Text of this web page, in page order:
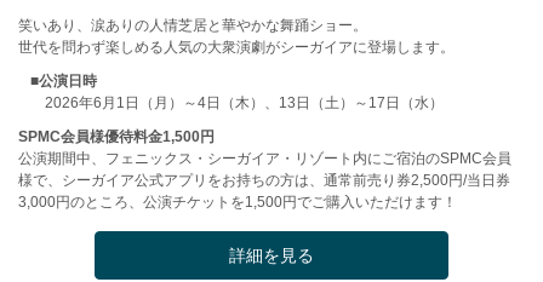
笑いあり、涙ありの人情芝居と華やかな舞踊ショー。
世代を問わず楽しめる人気の大衆演劇がシーガイアに登場します。
■公演日時
2026年6月1日（月）～4日（木）、13日（土）～17日（水）
SPMC会員様優待料金1,500円
公演期間中、フェニックス・シーガイア・リゾート内にご宿泊のSPMC会員
様で、シーガイア公式アプリをお持ちの方は、通常前売り券2,500円/当日券
3,000円のところ、公演チケットを1,500円でご購入いただけます！
詳細を見る